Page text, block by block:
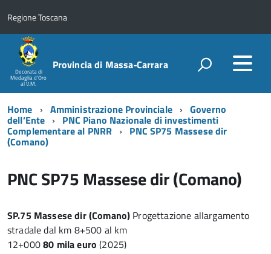
Regione Toscana
Decorata di
Medaglia d'Oro
al V.M.
Provincia di Massa‑Carrara
Home Amministrazione Provinciale Governo
dell’Ente PNC Piano Nazionale di investimenti
Complementare al PNRR PNC SP75 Massese dir
(Comano)
PNC SP75 Massese dir (Comano)
SP.75 Massese dir (Comano) Progettazione allargamento
stradale dal km 8+500 al km
12+00080 mila euro (2025)